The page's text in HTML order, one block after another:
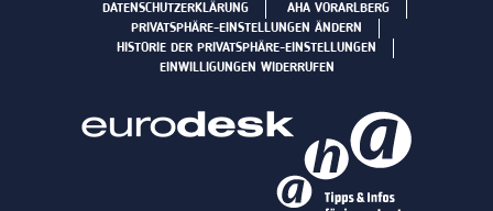
DATENSCHUTZERKLÄRUNG
AHA VORARLBERG
PRIVATSPHÄRE-EINSTELLUNGEN ÄNDERN
HISTORIE DER PRIVATSPHÄRE-EINSTELLUNGEN
EINWILLIGUNGEN WIDERRUFEN